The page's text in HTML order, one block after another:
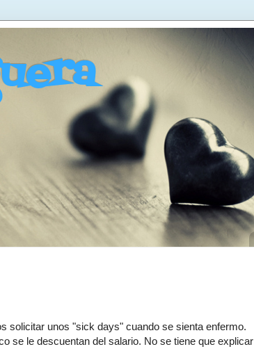
solicitar unos "sick days" cuando se sienta enfermo.
se le descuentan del salario. No se tiene que explicar